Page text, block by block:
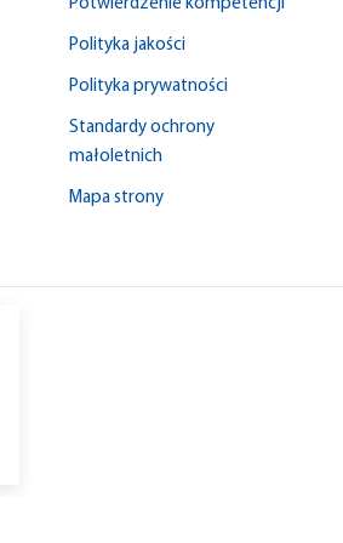
Potwierdzenie kompetencji
Polityka jakości
Polityka prywatności
Standardy ochrony
małoletnich
Mapa strony